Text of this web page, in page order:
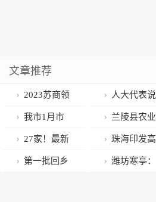
文章推荐
2023苏商领
袖年会暨实业
强国论坛在南
京举行
人大代表说
｜邵铭法：要
建立EPC模式
风险防控与投
我市1月市
级储备猪肉 今
起投放
兰陵县农业
农村局趟出新
路子 全面提升
27家！最新
公示！
珠海印发高
标准农田建设
第一批回乡 潍坊寒亭：